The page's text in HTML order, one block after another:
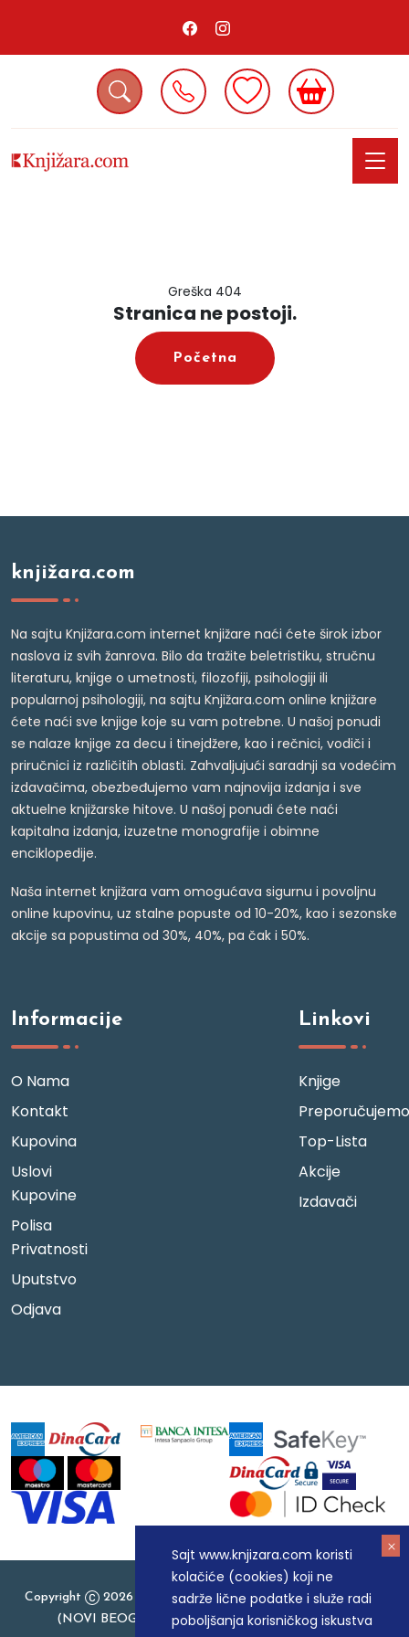
Sajt www.knjizara.com koristi
kolačiće (cookies) koji ne
sadrže lične podatke i služe radi
poboljšanja korisničkog iskustva
Greška 404
Stranica ne postoji.
Početna
knjižara.com
Na sajtu Knjižara.com internet knjižare naći ćete širok izbor
naslova iz svih žanrova. Bilo da tražite beletristiku, stručnu
literaturu, knjige o umetnosti, filozofiji, psihologiji ili
popularnoj psihologiji, na sajtu Knjižara.com online knjižare
ćete naći sve knjige koje su vam potrebne. U našoj ponudi
se nalaze knjige za decu i tinejdžere, kao i rečnici, vodiči i
priručnici iz različitih oblasti. Zahvaljujući saradnji sa vodećim
izdavačima, obezbeđujemo vam najnovija izdanja i sve
aktuelne knjižarske hitove. U našoj ponudi ćete naći
kapitalna izdanja, izuzetne monografije i obimne
enciklopedije.
Naša internet knjižara vam omogućava sigurnu i povoljnu
online kupovinu, uz stalne popuste od 10-20%, kao i sezonske
akcije sa popustima od 30%, 40%, pa čak i 50%.
Informacije
O Nama
Kontakt
Kupovina
Uslovi
Kupovine
Polisa
Privatnosti
Uputstvo
Odjava
Linkovi
Knjige
Preporučujemo
Top-Lista
Akcije
Izdavači
Copyright
2026 Knjizara.com - MAKART DOO BEOGRAD
(NOVI BEOGRAD), PIB: 105184104, MB: 20337524